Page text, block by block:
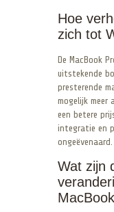
Hoe
zich tot
De MacBook
uitstekende
presterende
mogelijk meer
een betere
integratie en
ongeëvenaard.
Wat zijn